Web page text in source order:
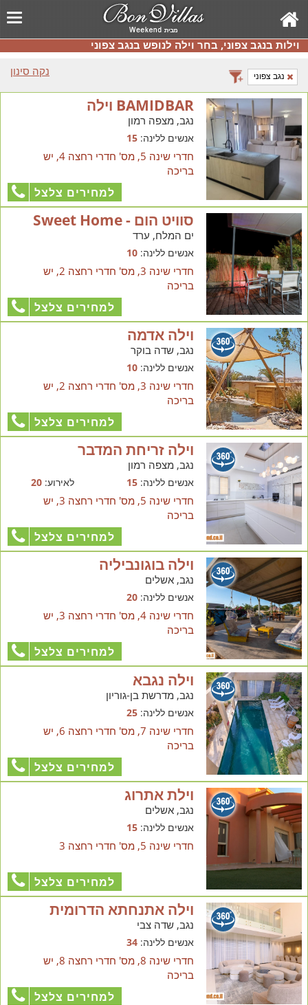
וילות בנגב צפוני, בחר וילה לנופש בנגב צפוני
נקה סינון
נגב צפוני
BAMIDBAR וילה
נגב, מצפה רמון
אנשים ללינה:15
חדרי שינה 5, מס' חדרי רחצה 4, יש
בריכה
למחירים צלצל
סוויט הום - Sweet Home
ים המלח, ערד
אנשים ללינה:10
חדרי שינה 3, מס' חדרי רחצה 2, יש
בריכה
למחירים צלצל
וילה אדמה
נגב, שדה בוקר
אנשים ללינה:10
חדרי שינה 3, מס' חדרי רחצה 2, יש
בריכה
למחירים צלצל
וילה זריחת המדבר
נגב, מצפה רמון
אנשים ללינה:15 לאירוע:20
חדרי שינה 5, מס' חדרי רחצה 3, יש
בריכה
למחירים צלצל
וילה בוגונביליה
נגב, אשלים
אנשים ללינה:20
חדרי שינה 4, מס' חדרי רחצה 3, יש
בריכה
למחירים צלצל
וילה נגבא
נגב, מדרשת בן-גוריון
אנשים ללינה:25
חדרי שינה 7, מס' חדרי רחצה 6, יש
בריכה
למחירים צלצל
וילת אתרוג
נגב, אשלים
אנשים ללינה:15
חדרי שינה 5, מס' חדרי רחצה 3
למחירים צלצל
וילה אתנחתא הדרומית
נגב, שדה צבי
אנשים ללינה:34
חדרי שינה 8, מס' חדרי רחצה 8, יש
בריכה
למחירים צלצל